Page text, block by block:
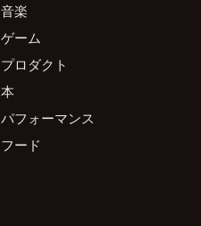
音楽
ゲーム
プロダクト
本
パフォーマンス
フード